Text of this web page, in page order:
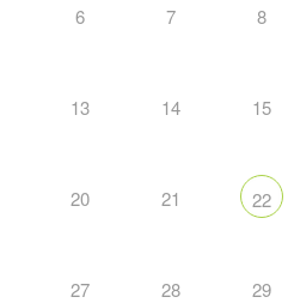
6 7 8
13 14 15
20 21 22
27 28 29